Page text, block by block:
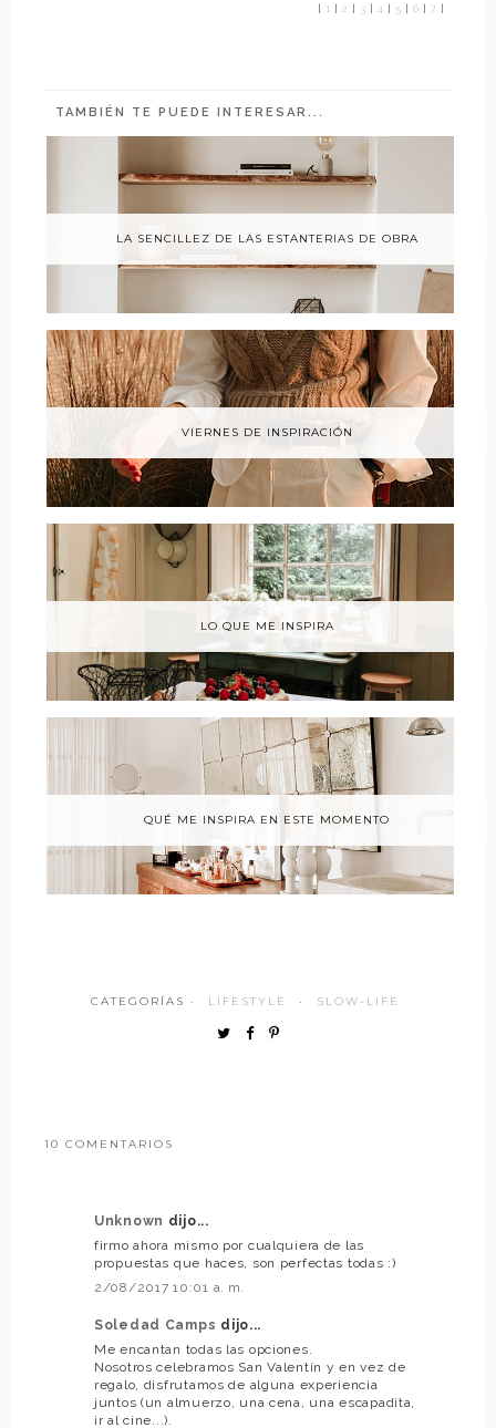
1 2 3 4 5 6 7
TAMBIÉN TE PUEDE INTERESAR...
LA SENCILLEZ DE LAS ESTANTERIAS DE OBRA
VIERNES DE INSPIRACIÓN
LO QUE ME INSPIRA
QUÉ ME INSPIRA EN ESTE MOMENTO
CATEGORÍAS · LIFESTYLE · SLOW-LIFE
10 COMENTARIOS
Unknown dijo...
firmo ahora mismo por cualquiera de las
propuestas que haces, son perfectas todas :)
2/08/2017 10:01 a. m.
Soledad Camps dijo...
Me encantan todas las opciones.
Nosotros celebramos San Valentín y en vez de
regalo, disfrutamos de alguna experiencia
juntos (un almuerzo, una cena, una escapadita,
ir al cine...).